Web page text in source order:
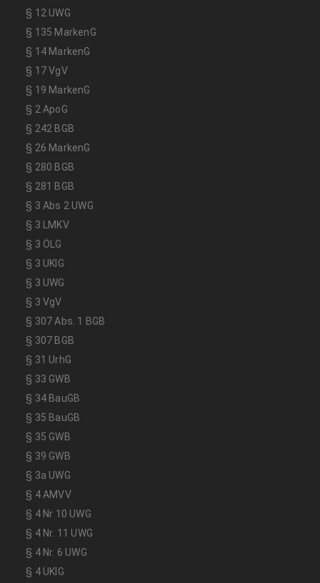
§ 12 UWG
§ 135 MarkenG
§ 14 MarkenG
§ 17 VgV
§ 19 MarkenG
§ 2 ApoG
§ 242 BGB
§ 26 MarkenG
§ 280 BGB
§ 281 BGB
§ 3 Abs 2 UWG
§ 3 LMKV
§ 3 ÖLG
§ 3 UKlG
§ 3 UWG
§ 3 VgV
§ 307 Abs. 1 BGB
§ 307 BGB
§ 31 UrhG
§ 33 GWB
§ 34 BauGB
§ 35 BauGB
§ 35 GWB
§ 39 GWB
§ 3a UWG
§ 4 AMVV
§ 4 Nr 10 UWG
§ 4 Nr. 11 UWG
§ 4 Nr. 6 UWG
§ 4 UKlG